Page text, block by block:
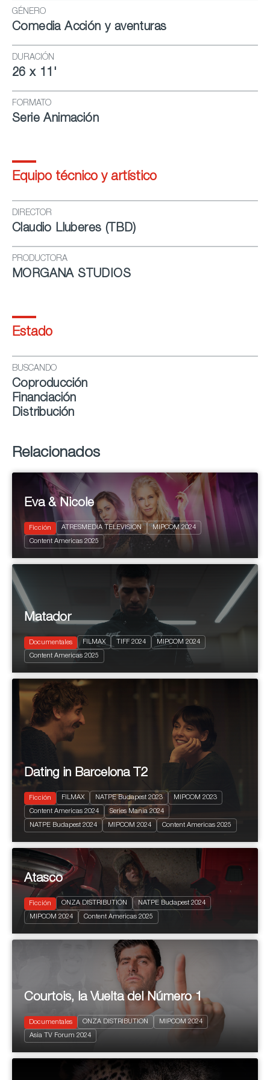
GÉNERO
Comedia Acción y aventuras
DURACIÓN
26 x 11'
FORMATO
Serie Animación
Equipo técnico y artístico
DIRECTOR
Claudio Lluberes (TBD)
PRODUCTORA
MORGANA STUDIOS
Estado
BUSCANDO
Coproducción
Financiación
Distribución
Relacionados
2024 8 x 50'
Dramedy
Eva & Nicole
Ficción ATRESMEDIA TELEVISION MIPCOM 2024
Content Americas 2025
2024 95'
Sports
Matador
Documentales FILMAX TIFF 2024 MIPCOM 2024
Content Americas 2025
2023 6 X 50'
Romántico
Comedia
Dating in Barcelona T2
Ficción FILMAX NATPE Budapest 2023 MIPCOM 2023
Content Americas 2024 Series Mania 2024
NATPE Budapest 2024 MIPCOM 2024 Content Americas 2025
2024 6 x 25'
Comedia
Atasco
Ficción ONZA DISTRIBUTION NATPE Budapest 2024
MIPCOM 2024 Content Americas 2025
2024 4 X 40'
Sports
Courtois, la Vuelta del Número 1
Documentales ONZA DISTRIBUTION MIPCOM 2024
Asia TV Forum 2024